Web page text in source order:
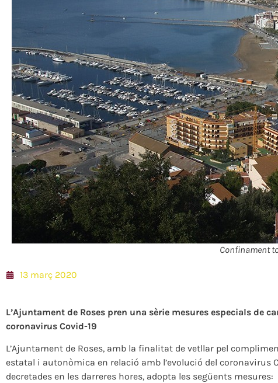
Confinament
13 març 2020
L’Ajuntament de Roses pren una sèrie mesures especials de
coronavirus Covid-19
L’Ajuntament de Roses, amb la finalitat de vetllar pel
estatal i autonòmica en relació amb l’evolució del coronavirus
decretades en les darreres hores, adopta les següents mesures: